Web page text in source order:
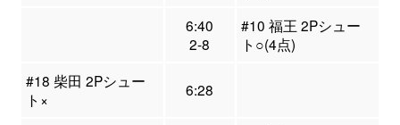
6:40
2-8
#10 福王 2Pシュー
ト○(4点)
#18 柴田 2Pシュー
ト×
6:28